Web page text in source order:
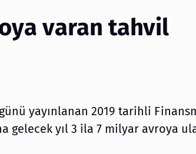
varan tahvil
yayınlanan 2019 tarihli
gelecek yıl 3 ila 7 milyar avroya